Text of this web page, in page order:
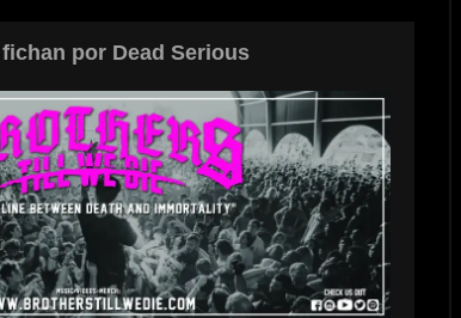
por Dead Serious